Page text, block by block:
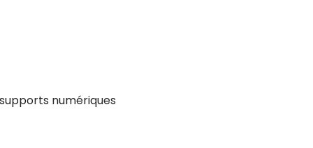
numériques